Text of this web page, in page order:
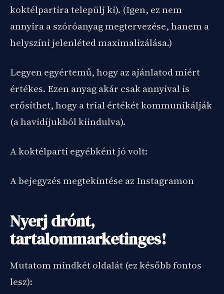
koktélpartira települj ki). (Igen, ez nem
annyira a szóróanyag megtervezése, hanem a
helyszíni jelenléted maximalizálása.)
Legyen egyértemű, hogy az ajánlatod miért
értékes. Ezen anyag akár csak annyival is
erősíthet, hogy a trial értékét kommunikálják
(a havidíjukból kiindulva).
A koktélparti egyébként jó volt:
A bejegyzés megtekintése az Instagramon
Nyerj drónt,
tartalommarketinges!
Mutatom mindkét oldalát (ez később fontos
lesz):